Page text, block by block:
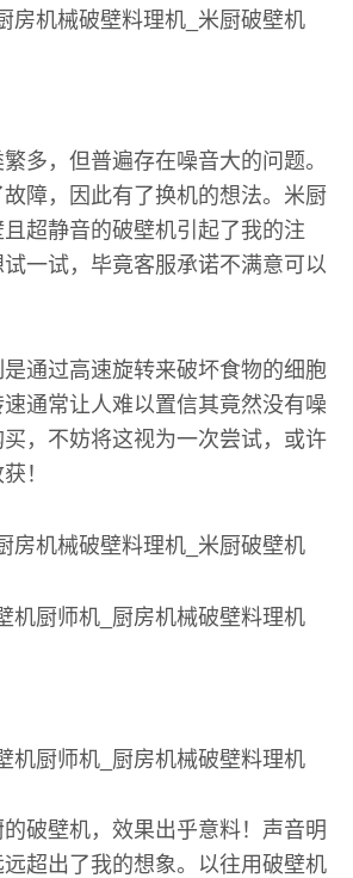
多，但普遍存在噪音大的问题。
障，因此有了换机的想法。米厨
超静音的破壁机引起了我的注
一试，毕竟客服承诺不满意可以
通过高速旋转来破坏食物的细胞
通常让人难以置信其竟然没有噪
，不妨将这视为一次尝试，或许
！
破壁机，效果出乎意料！声音明
超出了我的想象。以往用破壁机